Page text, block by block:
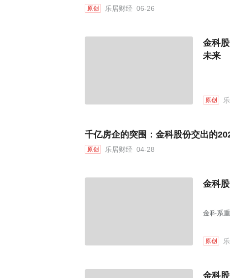
原创 乐居财经 06-26
金科
未来
原创
千亿房企的突围：金科股份交出的
原创 乐居财经 04-28
金科
金科系
原创
金科